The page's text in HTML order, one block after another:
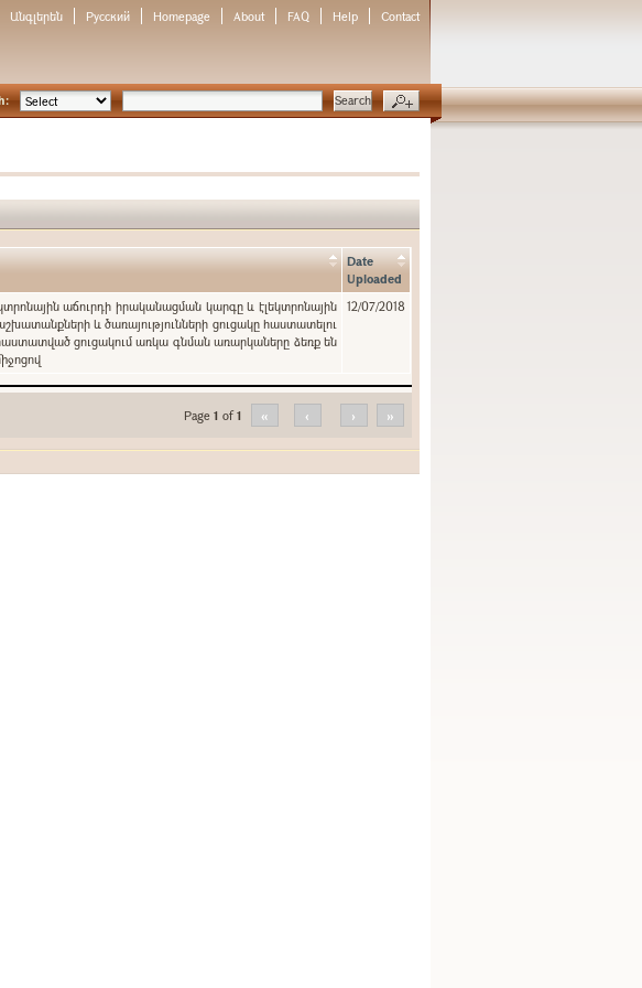
Անգլերեն Русский Homepage About FAQ Help Contact
Date
Uploaded
աճուրդի իրականացման կարգը և էլեկտրոնային
և ծառայությունների ցուցակը հաստատելու
ցուցակում առկա գնման առարկաները ձեռք են
12/07/2018
Page 1 of1 « ‹ › »